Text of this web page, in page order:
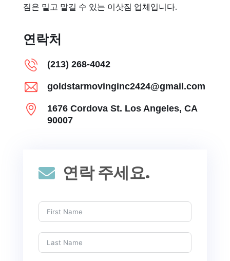
 연락 주세요.
짐은 밑고 맡길 수 있는 이삿짐 업체입니다.
연락처
(213) 268-4042
goldstarmovinginc2424@gmail.com
1676 Cordova St. Los Angeles, CA
90007